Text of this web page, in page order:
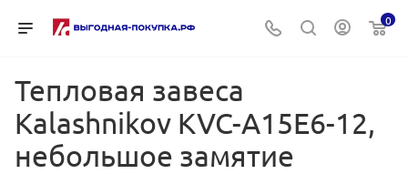
0
Тепловая завеса
Kalashnikov KVC-A15E6-12,
небольшое замятие